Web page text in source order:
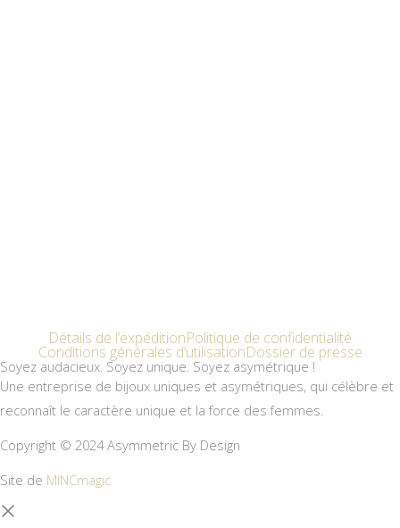
Détails de l’expéditionPolitique de confidentialité
Conditions générales d’utilisationDossier de presse
Soyez audacieux. Soyez unique. Soyez asymétrique !
Une entreprise de bijoux uniques et asymétriques, qui célèbre et
reconnaît le caractère unique et la force des femmes.
Copyright © 2024 Asymmetric By Design
Site de MINCmagic